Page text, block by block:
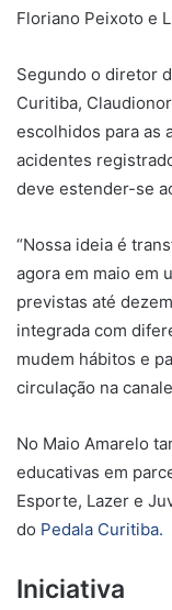
Floriano Peixoto e
Segundo o diretor
Curitiba,
escolhidos para as
acidentes
deve estender-se
“Nossa ideia é
agora em maio em
previstas até
integrada com
mudem hábitos e
circulação na
No Maio Amarelo
educativas em
Esporte, Lazer e
do Pedala Curitiba.
Iniciativa